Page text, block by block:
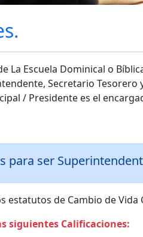
La Escuela Dominical o
Secretario
/ Presidente es el
para ser
estatutos de Cambio de
siguientes Calificaciones: